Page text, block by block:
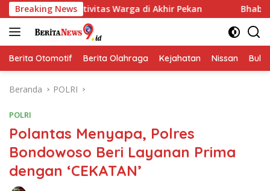
Langsung
ke
konten
Breaking News
Warga di Akhir Pekan Bhabinkamtibmas
Berita Otomotif Berita Olahraga Kejahatan Nissan
Beranda POLRI
POLRI
Polantas Menyapa, Polres
Bondowoso Beri Layanan Prima
dengan ‘CEKATAN’